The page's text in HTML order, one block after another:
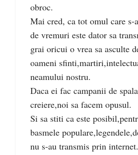
obroc.
Mai cred, ca tot omul care
de vremuri este dator sa
grai oricui o vrea sa asculte
oameni
neamului nostru.
Daca ei fac campanii de
creiere,noi sa facem opusul.
Si sa stiti ca este
basmele
nu s-au transmis prin internet.